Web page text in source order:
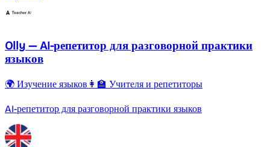
Olly — AI-репетитор для разговорной практики
языков
🌍 Изучение языков 👩‍🏫 Учителя и репетиторы
AI-репетитор для разговорной практики языков